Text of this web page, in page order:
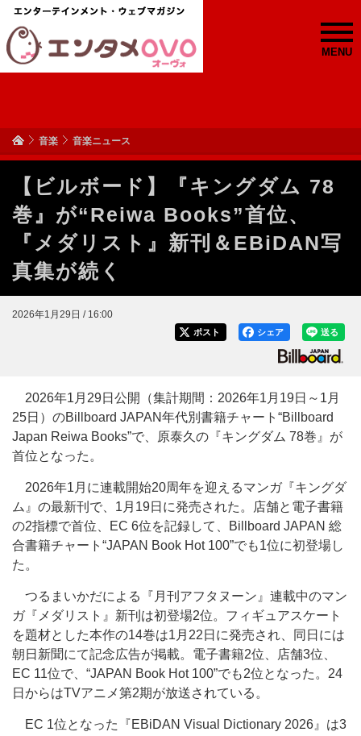
MENU
音楽 音楽ニュース
【ビルボード】『キングダム 78
巻』が“Reiwa Books”首位、
『メダリスト』新刊＆EBiDAN写
真集が続く
2026年1月29日 / 16:00
送る
シェア
ポスト
2026年1月29日公開（集計期間：2026年1月19日～1月
25日）のBillboard JAPAN年代別書籍チャート“Billboard
Japan Reiwa Books”で、原泰久の『キングダム 78巻』が
首位となった。
2026年1月に連載開始20周年を迎えるマンガ『キングダ
ム』の最新刊で、1月19日に発売された。店舗と電子書籍
の2指標で首位、EC 6位を記録して、Billboard JAPAN 総
合書籍チャート“JAPAN Book Hot 100”でも1位に初登場し
た。
つるまいかだによる『月刊アフタヌーン』連載中のマン
ガ『メダリスト』新刊は初登場2位。フィギュアスケート
を題材とした本作の14巻は1月22日に発売され、同日には
朝日新聞にて記念広告が掲載。電子書籍2位、店舗3位、
EC 11位で、“JAPAN Book Hot 100”でも2位となった。24
日からはTVアニメ第2期が放送されている。
EC 1位となった『EBiDAN Visual Dictionary 2026』は3